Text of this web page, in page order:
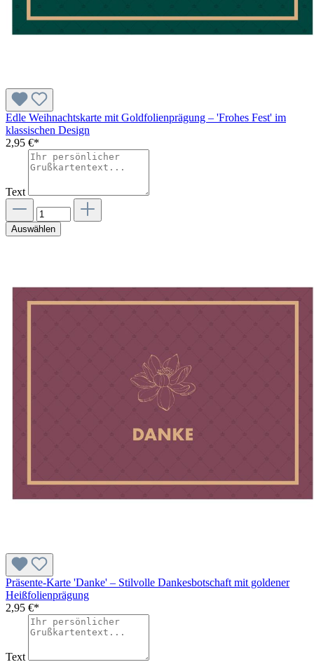
Edle Weihnachtskarte mit Goldfolienprägung – 'Frohes Fest' im
klassischen Design
2,95 €*
Text
Auswählen
Präsente-Karte 'Danke' – Stilvolle Dankesbotschaft mit goldener
Heißfolienprägung
2,95 €*
Text